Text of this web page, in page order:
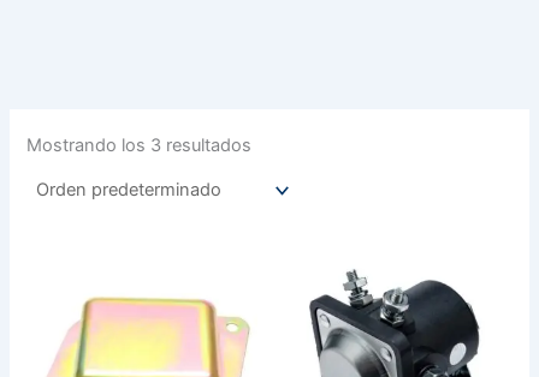
Mostrando los 3 resultados